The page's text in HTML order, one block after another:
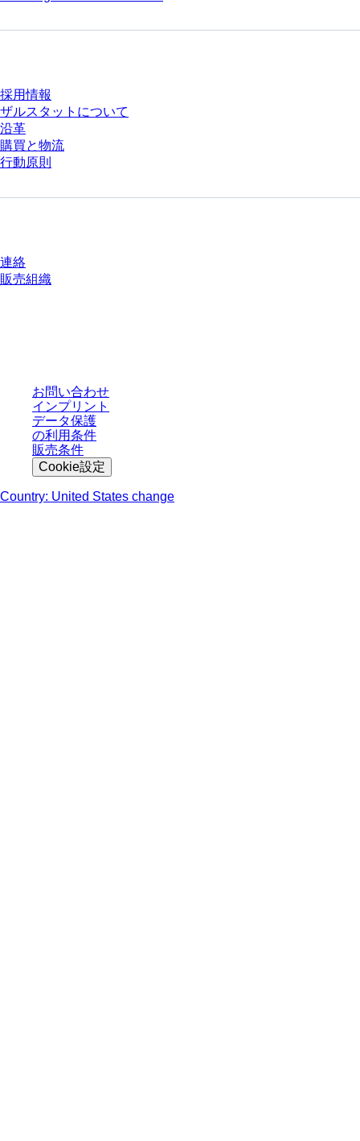
採用情報
ザルスタットについて
沿革
購買と物流
行動原則
連絡
販売組織
お問い合わせ
インプリント
データ保護
の利用条件
販売条件
Cookie設定
Country: United States change